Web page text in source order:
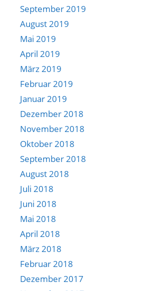
September 2019
August 2019
Mai 2019
April 2019
März 2019
Februar 2019
Januar 2019
Dezember 2018
November 2018
Oktober 2018
September 2018
August 2018
Juli 2018
Juni 2018
Mai 2018
April 2018
März 2018
Februar 2018
Dezember 2017